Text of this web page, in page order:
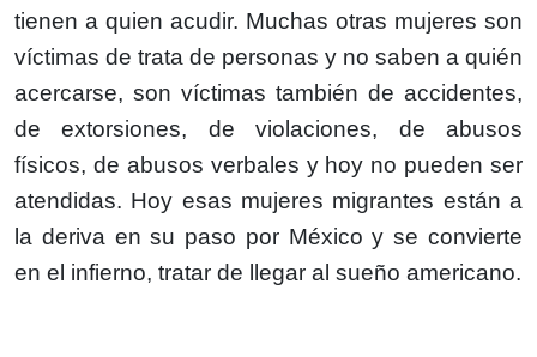
tienen a quien acudir. Muchas otras mujeres son
víctimas de trata de personas y no saben a quién
acercarse, son víctimas también de accidentes,
de extorsiones, de violaciones, de abusos
físicos, de abusos verbales y hoy no pueden ser
atendidas. Hoy esas mujeres migrantes están a
la deriva en su paso por México y se convierte
en el infierno, tratar de llegar al sueño americano.